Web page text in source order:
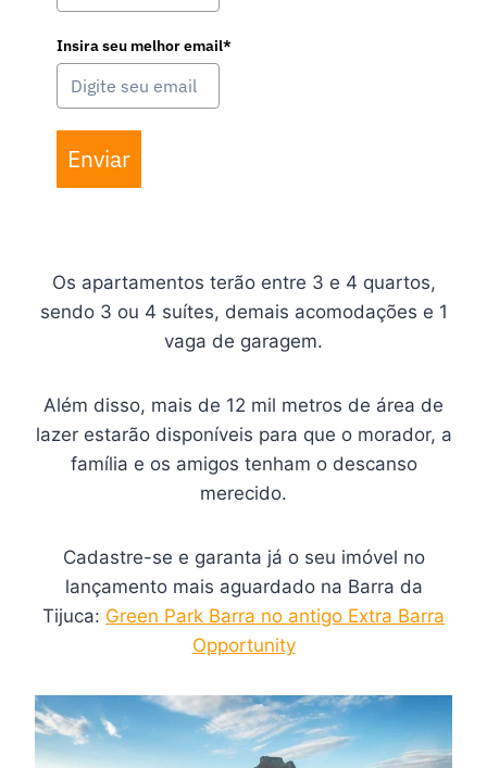
Insira seu melhor email*
Enviar
Os apartamentos terão entre 3 e 4 quartos,
sendo 3 ou 4 suítes, demais acomodações e 1
vaga de garagem.
Além disso, mais de 12 mil metros de área de
lazer estarão disponíveis para que o morador, a
família e os amigos tenham o descanso
merecido.
Cadastre-se e garanta já o seu imóvel no
lançamento mais aguardado na Barra da
Tijuca: Green Park Barra no antigo Extra Barra
Opportunity